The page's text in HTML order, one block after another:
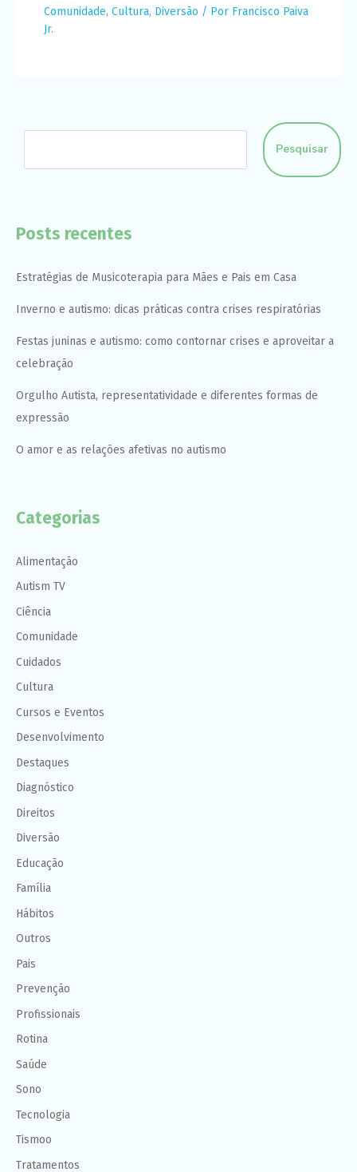
Comunidade, Cultura, Diversão / Por Francisco Paiva
Jr.
Pesquisar
Posts recentes
Estratégias de Musicoterapia para Mães e Pais em Casa
Inverno e autismo: dicas práticas contra crises respiratórias
Festas juninas e autismo: como contornar crises e aproveitar a
celebração
Orgulho Autista, representatividade e diferentes formas de
expressão
O amor e as relações afetivas no autismo
Categorias
Alimentação
Autism TV
Ciência
Comunidade
Cuidados
Cultura
Cursos e Eventos
Desenvolvimento
Destaques
Diagnóstico
Direitos
Diversão
Educação
Família
Hábitos
Outros
Pais
Prevenção
Profissionais
Rotina
Saúde
Sono
Tecnologia
Tismoo
Tratamentos